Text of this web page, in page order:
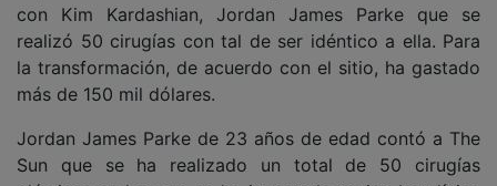
con Kim Kardashian, Jordan James Parke que se
realizó 50 cirugías con tal de ser idéntico a ella. Para
la transformación, de acuerdo con el sitio, ha gastado
más de 150 mil dólares.
Jordan James Parke de 23 años de edad contó a The
Sun que se ha realizado un total de 50 cirugías